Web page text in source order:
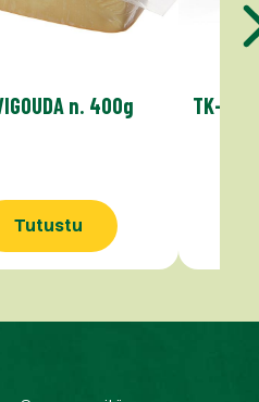
n. 400g
Tutustu
TK-